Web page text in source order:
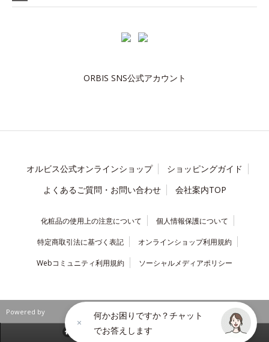
ORBIS SNS公式アカウント
オルビス公式オンラインショップ
ショッピングガイド
よくあるご質問・お問い合わせ
会社案内TOP
化粧品の使用上の注意について 個人情報保護について
特定商取引法に基づく表記 オンラインショップ利用規約
Webコミュニティ利用規約 ソーシャルメディアポリシー
Powered by
何かお困りですか？チャット
でお答えします